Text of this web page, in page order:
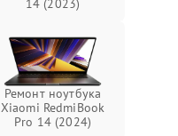
14 (2023)
Ремонт ноутбука
Xiaomi RedmiBook
Pro 14 (2024)